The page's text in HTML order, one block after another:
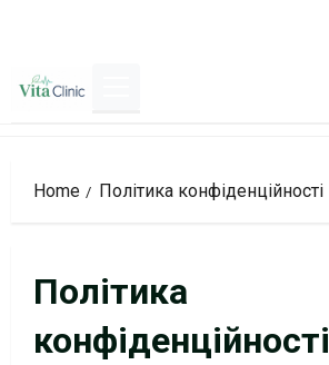
content
Home Політика конфіденційності
Політика
конфіденційності